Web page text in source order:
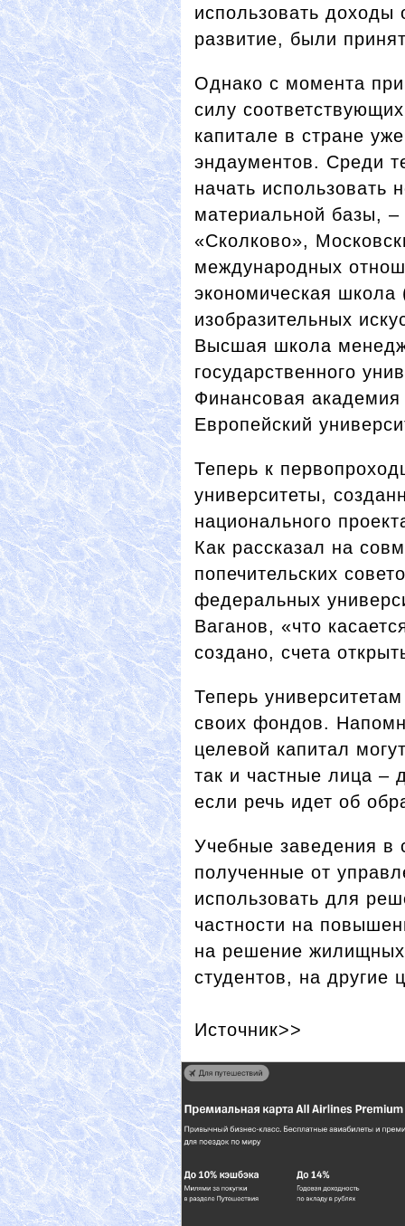
использовать
развитие, были
Однако с момента
силу
капитале в стране
эндаументов. Среди
начать использовать
материальной базы,
«Сколково»,
международных
экономическая
изобразительных
Высшая школа
государственного
Финансовая
Европейский
Теперь к
университеты,
национального
Как рассказал на
попечительских
федеральных
Ваганов, «что
создано, счета
Теперь
своих фондов.
целевой капитал
так и частные лица –
если речь идет об
Учебные заведения в
полученные от
использовать для
частности на
на решение жилищных
студентов, на другие
Источник>>